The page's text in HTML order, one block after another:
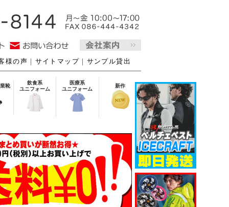
様の声 ｜ サイトマップ ｜ サンプル貸出
靴
飲食系
ユニフォーム
医療系
ユニフォーム
新作